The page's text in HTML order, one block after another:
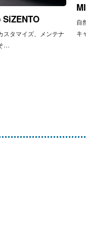
スタマイズ、メンテナ
…
自
キ